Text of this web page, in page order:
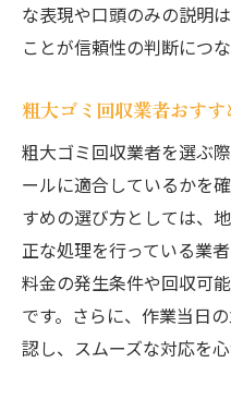
な表現や口頭のみの説明
ことが信頼性の判断につな
粗大ゴミ回収業者おす
粗大ゴミ回収業者を選ぶ
ールに適合しているかを
すめの選び方としては、
正な処理を行っている業
料金の発生条件や回収可
です。さらに、作業当日
認し、スムーズな対応を心